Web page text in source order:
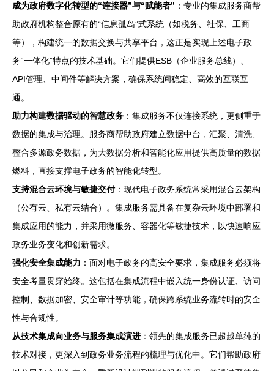
成为政府数字化转型的“连接器”与“赋能者” ：专业的集成服务商帮
助政府机构整合原有的“信息孤岛”式系统（如税务、社保、工商
等），构建统一的数据交换与共享平台，这正是实现上述电子政
务“一体化”特点的技术基础。它们提供ESB（企业服务总线）、
API管理、中间件等解决方案，确保系统间稳定、高效的互联互
通。
助力构建数据驱动的智慧政务 ：集成服务不仅连接系统，更侧重于
数据的集成与治理。服务商帮助政府建立数据中台，汇聚、清洗、
整合多源政务数据，为大数据分析和智能化应用提供高质量的数据
燃料，直接支撑电子政务的智能化转型。
支持混合云环境与敏捷交付：现代电子政务系统常采用混合云架构
（公有云、私有云结合）。集成服务需具备在复杂云环境中部署和
集成应用的能力，并采用微服务、容器化等敏捷技术，以快速响应
政务业务变化和创新需求。
强化安全集成能力 ：面对电子政务的高安全要求，集成服务必须将
安全考量贯穿始终。这包括在集成流程中嵌入统一身份认证、访问
控制、数据加密、安全审计等功能，确保跨系统业务流转时的安全
性与合规性。
从技术集成向业务与服务集成演进 ：领先的集成服务已超越单纯的
技术对接，更深入到政务业务流程的梳理与优化中。它们帮助政府